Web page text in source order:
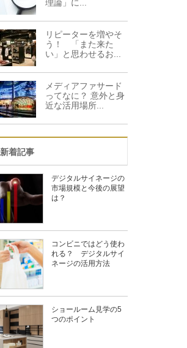
理論」に...
リピーターを増やそ
う！ 「また来た
い」と思わせるお...
メディアファサード
ってなに？ 意外と身
近な活用場所...
新着記事
デジタルサイネージの
市場規模と今後の展望
は？
コンビニではどう使わ
れる？ デジタルサイ
ネージの活用方法
ショールーム見学の5
つのポイント